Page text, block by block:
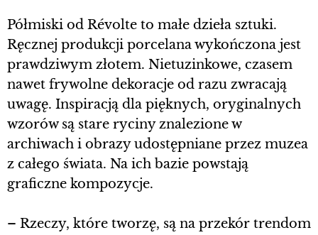
Półmiski od Révolte to małe dzieła sztuki.
Ręcznej produkcji porcelana wykończona jest
prawdziwym złotem. Nietuzinkowe, czasem
nawet frywolne dekoracje od razu zwracają
uwagę. Inspiracją dla pięknych, oryginalnych
wzorów są stare ryciny znalezione w
archiwach i obrazy udostępniane przez muzea
z całego świata. Na ich bazie powstają
graficzne kompozycje.
– Rzeczy, które tworzę, są na przekór trendom